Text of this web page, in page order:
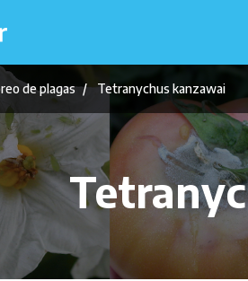
de plagas Tetranychus kanzawai